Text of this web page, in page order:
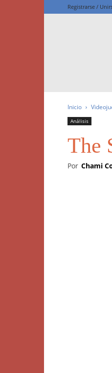
Registrarse /
Inicio
Análisis
The
Por Chami